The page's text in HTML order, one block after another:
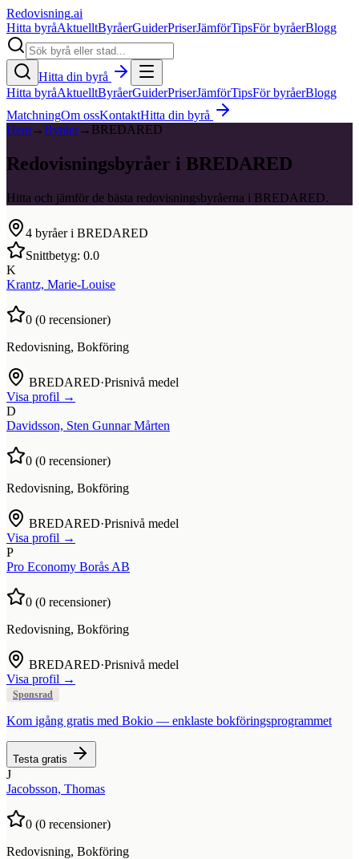
Redovisning.ai
Hitta byråAktuelltByråerGuiderPriserJämförTipsFör byråerBlogg
Hitta din byrå
Hitta byråAktuelltByråerGuiderPriserJämförTipsFör byråerBlogg
MatchningOm ossKontaktHitta din byrå
Hem→Byråer→ BREDARED
Redovisningsbyråer i BREDARED
Hitta och jämför de bästa redovisningsbyråerna i BREDARED.
4 byråer i BREDARED
Snittbetyg: 0.0
K
Krantz, Marie-Louise
0 (0 recensioner)
Redovisning, Bokföring
BREDARED·Prisnivå medel
Visa profil →
D
Davidsson, Sten Gunnar Mårten
0 (0 recensioner)
Redovisning, Bokföring
BREDARED·Prisnivå medel
Visa profil →
P
Pro Economy Borås AB
0 (0 recensioner)
Redovisning, Bokföring
BREDARED·Prisnivå medel
Visa profil →
Sponsrad
Kom igång gratis med Bokio — enklaste bokföringsprogrammet
Testa gratis
J
Jacobsson, Thomas
0 (0 recensioner)
Redovisning, Bokföring